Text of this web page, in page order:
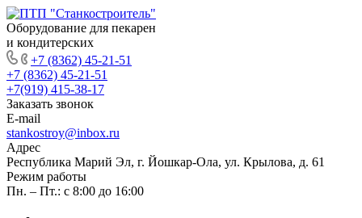
Оборудование для пекарен
и кондитерских
+7 (8362) 45-21-51
+7 (8362) 45-21-51
+7(919) 415-38-17
Заказать звонок
E-mail
stankostroy@inbox.ru
Адрес
Республика Марий Эл, г. Йошкар-Ола, ул. Крылова, д. 61
Режим работы
Пн. – Пт.: с 8:00 до 16:00